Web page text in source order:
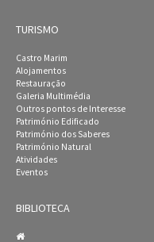
TURISMO
Castro Marim
Alojamentos
Restauração
Galeria Multimédia
Outros pontos de Interesse
Património Edificado
Património dos Saberes
Património Natural
Atividades
Eventos
BIBLIOTECA